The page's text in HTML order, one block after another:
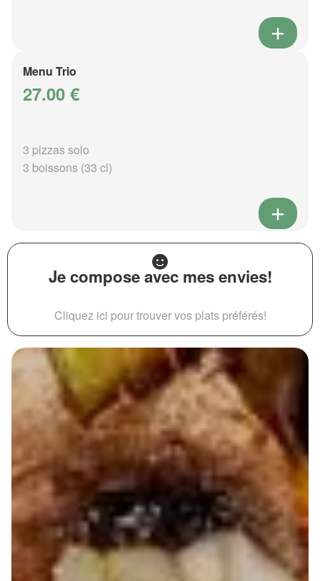
Menu Trio
27.00 €
3 pizzas solo
3 boissons (33 cl)
Je compose avec mes envies!
Cliquez ici pour trouver vos plats préférés!